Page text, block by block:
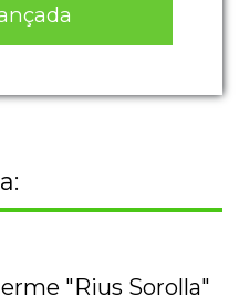
"Rius Sorolla"